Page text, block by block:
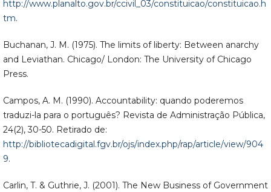
http://www.planalto.gov.br/ccivil_03/constituicao/constituicao.h
tm.
Buchanan, J. M. (1975). The limits of liberty: Between anarchy
and Leviathan. Chicago/ London: The University of Chicago
Press.
Campos, A. M. (1990). Accountability: quando poderemos
traduzi-la para o português? Revista de Administração Pública,
24(2), 30-50. Retirado de:
http://bibliotecadigital.fgv.br/ojs/index.php/rap/article/view/904
9.
Carlin, T. & Guthrie, J. (2001). The New Business of Government